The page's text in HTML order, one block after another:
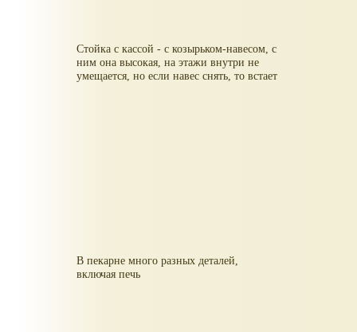
Стойка с кассой - с козырьком-навесом, с
ним она высокая, на этажи внутри не
умещается, но если навес снять, то встает
В пекарне много разных деталей,
включая печь